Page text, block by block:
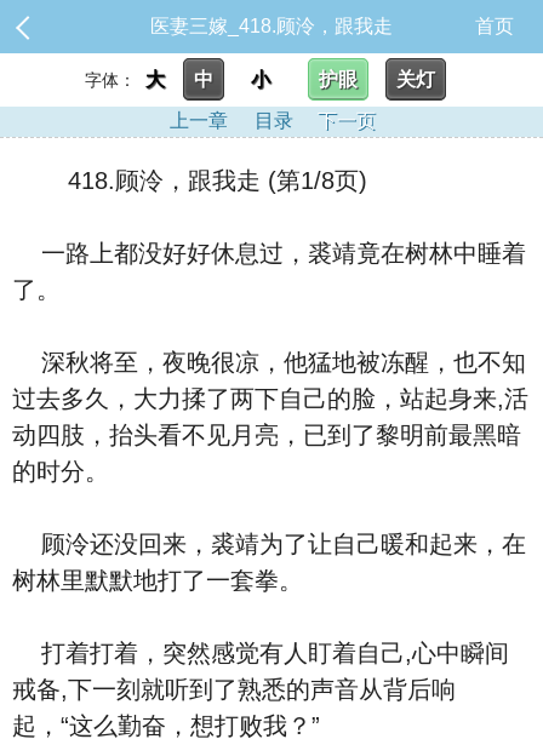
医妻三嫁_418.顾泠，跟我走 首页
字体： 大 中 小 护眼
关灯
上一章
目录 下一页
418.顾泠，跟我走 (第1/8页)
一路上都没好好休息过，裘靖竟在树林中睡着
了。
深秋将至，夜晚很凉，他猛地被冻醒，也不知
过去多久，大力揉了两下自己的脸，站起身来,活
动四肢，抬头看不见月亮，已到了黎明前最黑暗
的时分。
顾泠还没回来，裘靖为了让自己暖和起来，在
树林里默默地打了一套拳。
打着打着，突然感觉有人盯着自己,心中瞬间
戒备,下一刻就听到了熟悉的声音从背后响
起，“这么勤奋，想打败我？”